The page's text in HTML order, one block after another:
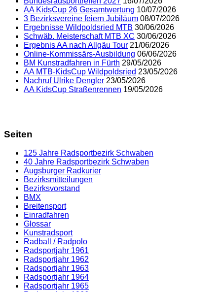
AA KidsCup 26 Gesamtwertung 10/07/2026
3 Bezirksvereine feiern Jubiläum 08/07/2026
Ergebnisse Wildpoldsried MTB 30/06/2026
Schwäb. Meisterschaft MTB XC 30/06/2026
Ergebnis AA nach Allgäu Tour 21/06/2026
Online-Kommissärs-Ausbildung 06/06/2026
BM Kunstradfahren in Fürth 29/05/2026
AA MTB-KidsCup Wildpoldsried 23/05/2026
Nachruf Ulrike Dengler 23/05/2026
AA KidsCup Straßenrennen 19/05/2026
Seiten
125 Jahre Radsportbezirk Schwaben
40 Jahre Radsportbezirk Schwaben
Augsburger Radkurier
Bezirksmitteilungen
Bezirksvorstand
BMX
Breitensport
Einradfahren
Glossar
Kunstradsport
Radball / Radpolo
Radsportjahr 1961
Radsportjahr 1962
Radsportjahr 1963
Radsportjahr 1964
Radsportjahr 1965